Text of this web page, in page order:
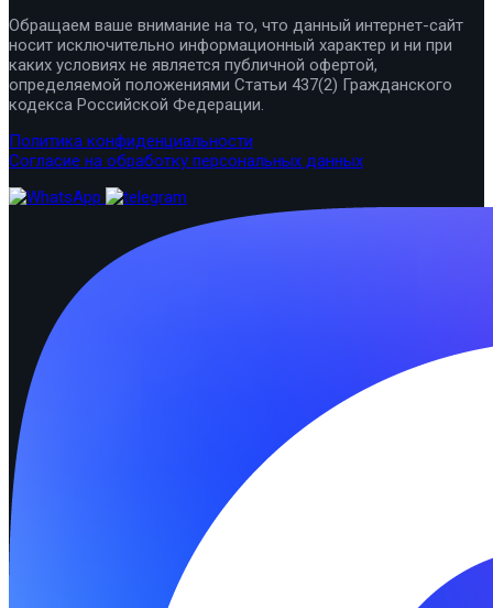
Обращаем ваше внимание на то, что данный интернет-сайт
носит исключительно информационный характер и ни при
каких условиях не является публичной офертой,
определяемой положениями Статьи 437(2) Гражданского
кодекса Российской Федерации.
Политика конфиденциальности
Согласие на обработку персональных данных